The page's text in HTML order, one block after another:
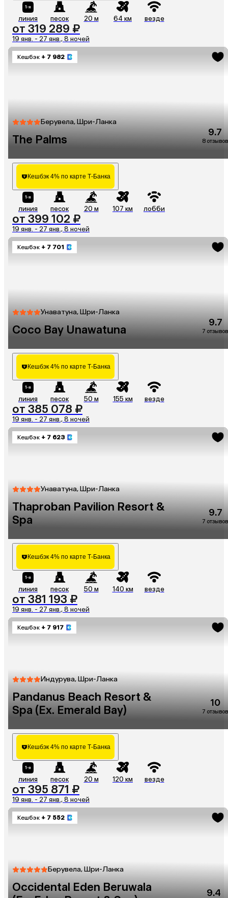
линия песок 20 м 64 км везде
от 319 289 ₽
19 янв. - 27 янв., 8 ночей
Кешбэк + 7 982
Берувела, Шри-Ланка
The Palms
9.7
8 отзывов
Кешбэк 4% по карте Т-Банка
линия песок 20 м 107 км лобби
от 399 102 ₽
19 янв. - 27 янв., 8 ночей
Кешбэк + 7 701
Унаватуна, Шри-Ланка
Coco Bay Unawatuna
9.7
7 отзывов
Кешбэк 4% по карте Т-Банка
линия песок 50 м 155 км везде
от 385 078 ₽
19 янв. - 27 янв., 8 ночей
Кешбэк + 7 623
Унаватуна, Шри-Ланка
Thaproban Pavilion Resort &
Spa
9.7
7 отзывов
Кешбэк 4% по карте Т-Банка
линия песок 50 м 140 км везде
от 381 193 ₽
19 янв. - 27 янв., 8 ночей
Кешбэк + 7 917
Индурува, Шри-Ланка
Pandanus Beach Resort &
Spa (Ex. Emerald Bay)
10
7 отзывов
Кешбэк 4% по карте Т-Банка
линия песок 20 м 120 км везде
от 395 871 ₽
19 янв. - 27 янв., 8 ночей
Кешбэк + 7 552
Берувела, Шри-Ланка
Occidental Eden Beruwala
9.4